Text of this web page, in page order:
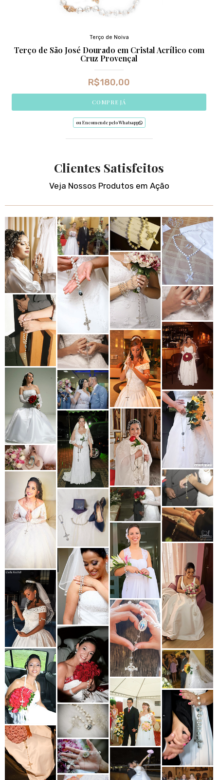
Terço de Noiva
Terço de São José Dourado em Cristal Acrílico com
Cruz Provençal
R$180,00
COMPRE JÁ
ou Encomende pelo Whatsapp
Clientes Satisfeitos
Veja Nossos Produtos em Ação